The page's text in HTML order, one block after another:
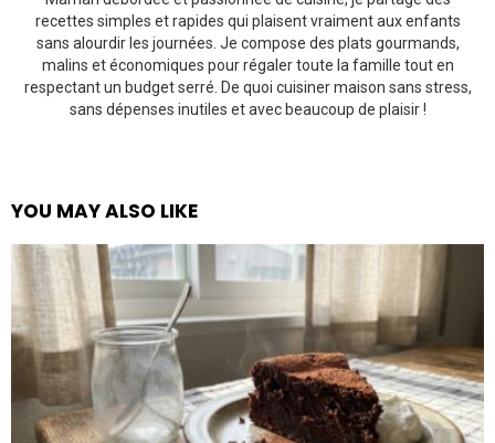
recettes simples et rapides qui plaisent vraiment aux enfants
sans alourdir les journées. Je compose des plats gourmands,
malins et économiques pour régaler toute la famille tout en
respectant un budget serré. De quoi cuisiner maison sans stress,
sans dépenses inutiles et avec beaucoup de plaisir !
YOU MAY ALSO LIKE